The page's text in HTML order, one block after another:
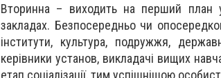
Вторинна – виходить на перший план
закладах. Безпосередньо чи
інститути, культура, подружжя,
керівники установ, викладачі вищих
етап соціалізації, тим успішнішою